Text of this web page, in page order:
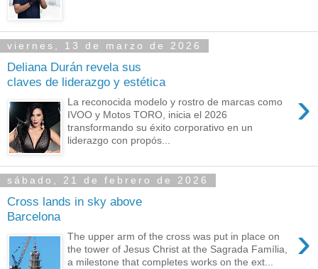
viernes, 13 de marzo de 2026
Deliana Durán revela sus
claves de liderazgo y estética
›
La reconocida modelo y rostro de marcas como
IVOO y Motos TORO, inicia el 2026
transformando su éxito corporativo en un
liderazgo con propós...
sábado, 21 de febrero de 2026
Cross lands in sky above
Barcelona
›
The upper arm of the cross was put in place on
the tower of Jesus Christ at the Sagrada Família,
a milestone that completes works on the ext...